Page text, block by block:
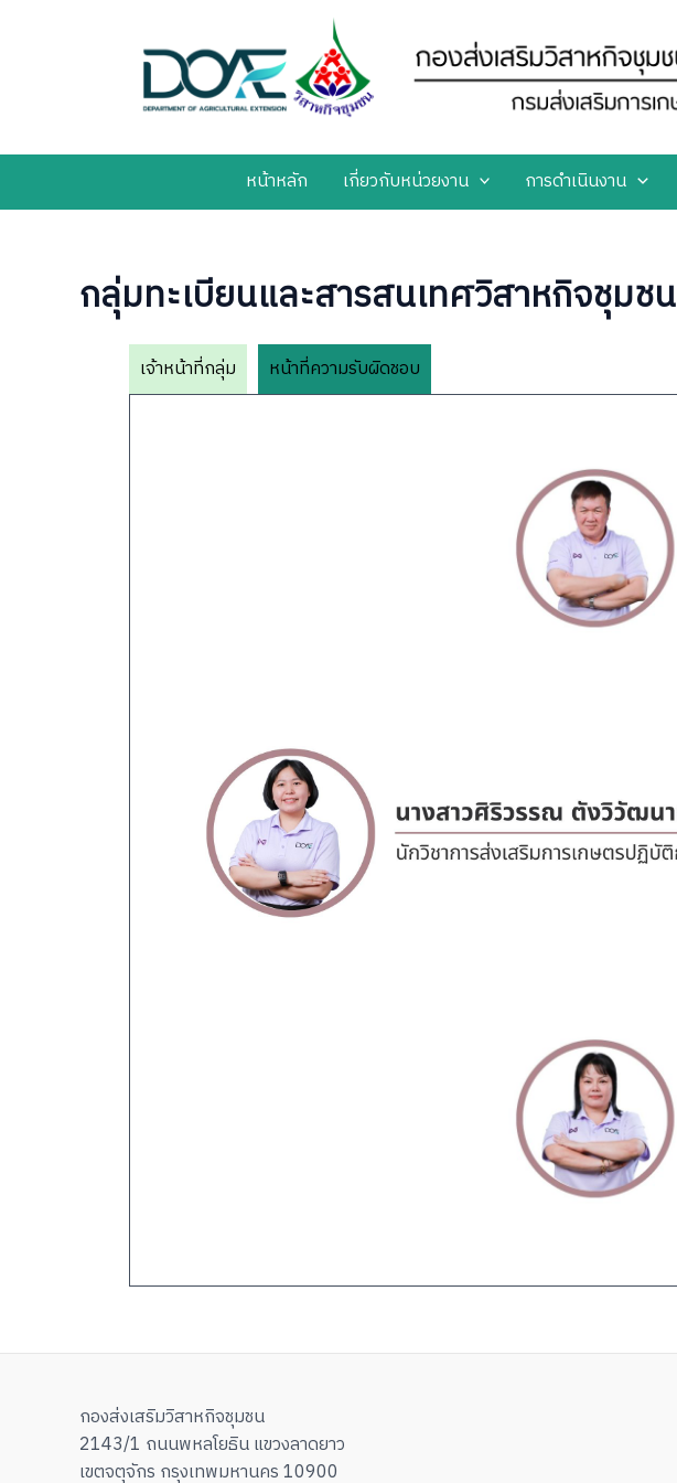
หน้าหลัก เกี่ยวกับหน่วยงาน การดำเนินงาน
กลุ่มทะเบียนและสารสนเทศวิสาหกิจชุมชน
เจ้าหน้าที่กลุ่ม หน้าที่ความรับผิดชอบ
กองส่งเสริมวิสาหกิจชุมชน
2143/1 ถนนพหลโยธิน แขวงลาดยาว
เขตจตุจักร กรุงเทพมหานคร 10900